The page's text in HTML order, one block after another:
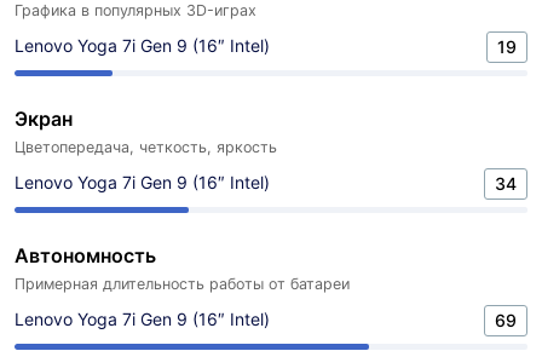
Графика в популярных 3D-играх
Lenovo Yoga 7i Gen 9 (16″ Intel) 19
Экран
Цветопередача, четкость, яркость
Lenovo Yoga 7i Gen 9 (16″ Intel) 34
Автономность
Примерная длительность работы от батареи
Lenovo Yoga 7i Gen 9 (16″ Intel) 69